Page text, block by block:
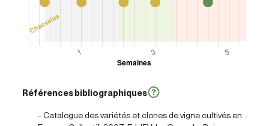
Références bibliographiques
- Catalogue des variétés et clones de vigne cultivés en